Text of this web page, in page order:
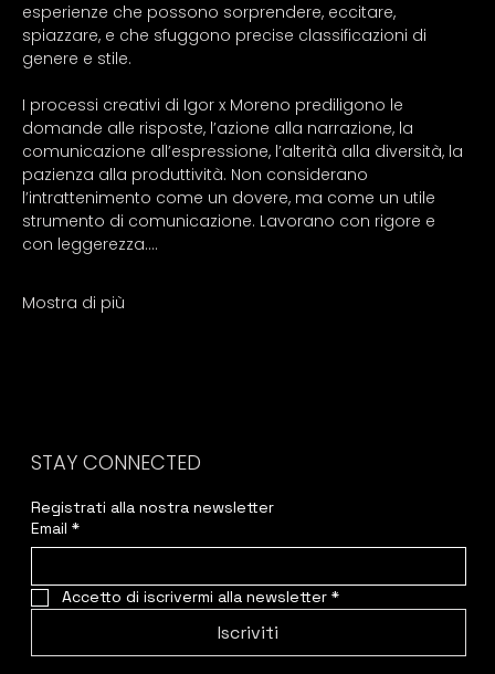
esperienze che possono sorprendere, eccitare,
spiazzare, e che sfuggono precise classificazioni di
genere e stile.
I processi creativi di Igor x Moreno prediligono le
domande alle risposte, l’azione alla narrazione, la
comunicazione all’espressione, l’alterità alla diversità, la
pazienza alla produttività. Non considerano
l’intrattenimento come un dovere, ma come un utile
strumento di comunicazione. Lavorano con rigore e
con leggerezza.…
Mostra di più
STAY CONNECTED
Registrati alla nostra newsletter
Email *
Accetto di iscrivermi alla newsletter *
Iscriviti